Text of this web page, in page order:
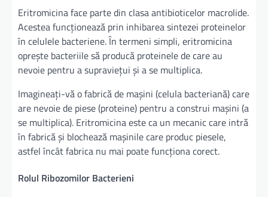
Eritromicina face parte din clasa antibioticelor macrolide.
Acestea funcționează prin inhibarea sintezei proteinelor
în celulele bacteriene. În termeni simpli, eritromicina
oprește bacteriile să producă proteinele de care au
nevoie pentru a supraviețui și a se multiplica.
Imagineați-vă o fabrică de mașini (celula bacteriană) care
are nevoie de piese (proteine) pentru a construi mașini (a
se multiplica). Eritromicina este ca un mecanic care intră
în fabrică și blochează mașinile care produc piesele,
astfel încât fabrica nu mai poate funcționa corect.
Rolul Ribozomilor Bacterieni